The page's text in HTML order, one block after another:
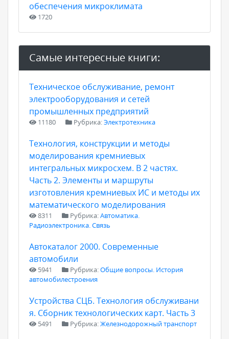
обеспечения микроклимата
1720
Самые интересные книги:
Техническое обслуживание, ремонт
электрооборудования и сетей
промышленных предприятий
11180 Рубрика:Электротехника
Технология, конструкции и методы
моделирования кремниевых
интегральных микросхем. В 2 частях.
Часть 2. Элементы и маршруты
изготовления кремниевых ИС и методы их
математического моделирования
8311 Рубрика:Автоматика.
Радиоэлектроника. Связь
Автокаталог 2000. Современные
автомобили
5941 Рубрика:Общие вопросы. История
автомобилестроения
Устройства СЦБ. Технология обслуживани
я. Сборник технологических карт. Часть 3
5491 Рубрика:Железнодорожный транспорт